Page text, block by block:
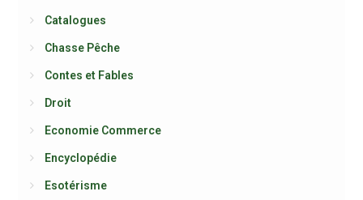
Catalogues
Chasse Pêche
Contes et Fables
Droit
Economie Commerce
Encyclopédie
Esotérisme